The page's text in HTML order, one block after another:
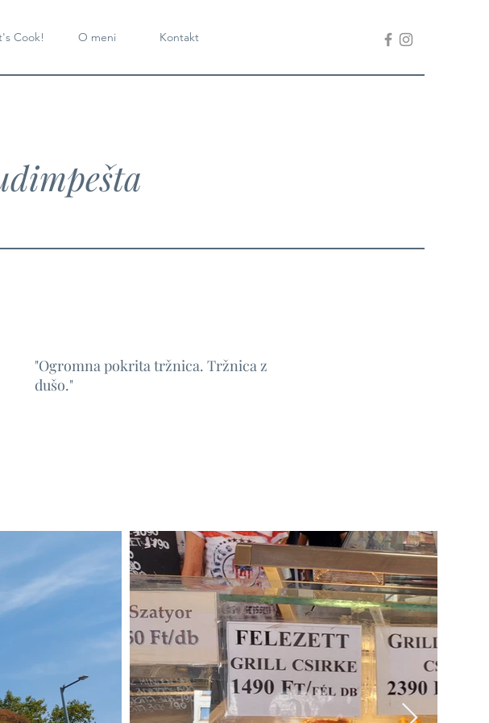
Cook! O meni Kontakt
"Ogromna pokrita tržnica. Tržnica z
dušo."